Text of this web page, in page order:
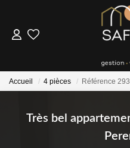
Accueil 4 pièces Référence
Très bel